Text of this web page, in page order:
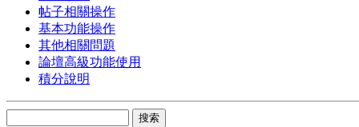
帖子相關操作
基本功能操作
其他相關問題
論壇高級功能使用
積分說明
搜索